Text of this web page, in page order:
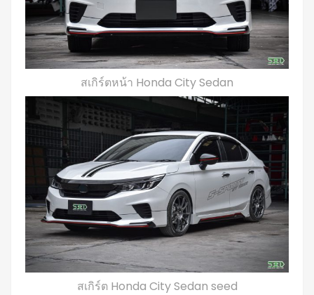
สเกิร์ตหน้า Honda City Sedan
สเกิร์ต Honda City Sedan seed